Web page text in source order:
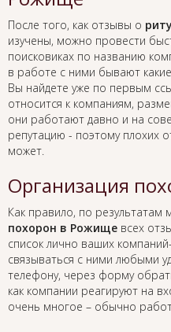
После того, как отзывы о
изучены, можно провести
поисковиках по названию
в работе с ними бывают
Вы найдете уже по первым
относится к компаниям,
они работают давно и на
репутацию - поэтому плохих
может.
Организация
Как правило, по результатам
похорон в Рожище всех
список лично ваших
связываться с ними любыми
телефону, через форму
как компании реагируют на
очень многое – обычно